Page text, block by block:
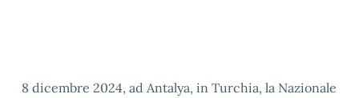
8 dicembre 2024, ad Antalya, in Turchia, la Nazionale